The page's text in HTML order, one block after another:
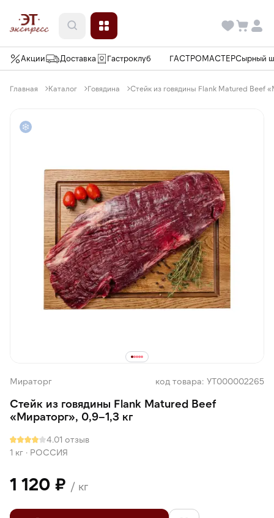
Акции Доставка Гастроклуб ГАСТРОМАСТЕРСырный
Главная Каталог Говядина Стейк из говядины Flank Matured Beef
Мираторг код товара: УТ000002265
Стейк из говядины Flank Matured Beef
«Мираторг», 0,9–1,3 кг
4.01 отзыв
1 кг · РОССИЯ
1 120 ₽ / кг